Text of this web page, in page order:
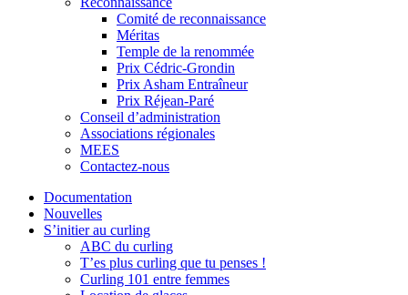
Comité de reconnaissance
Méritas
Temple de la renommée
Prix Cédric-Grondin
Prix Asham Entraîneur
Prix Réjean-Paré
Conseil d’administration
Associations régionales
MEES
Contactez-nous
Documentation
Nouvelles
S’initier au curling
ABC du curling
T’es plus curling que tu penses !
Curling 101 entre femmes